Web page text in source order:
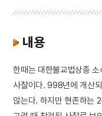
내용
한때는 대한불교법상종
사찰이다. 998년에 개산
않는다. 하지만 현존하는